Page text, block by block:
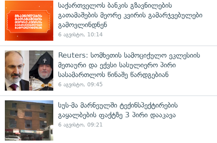
საქართველოს ბანკის გზავნილების
გათამაშების მეორე კვირის გამარჯვებულები
გამოვლინდნენ
6 აგვისტო, 10:14
Reuters: სომხეთის სამოციქულო ეკლესიის
მეთაური და ექვსი სასულიერო პირი
სასამართლოს წინაშე წარდგებიან
6 აგვისტო, 09:45
სუს-მა მარნეულში ტექინსპექტირების
გაყალბების ფაქტზე 3 პირი დააკავა
6 აგვისტო, 09:21